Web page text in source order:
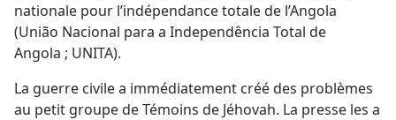
nationale pour l’indépendance totale de l’Angola
(União Nacional para a Independência Total de
Angola ; UNITA).
La guerre civile a immédiatement créé des problèmes
au petit groupe de Témoins de Jéhovah. La presse les a